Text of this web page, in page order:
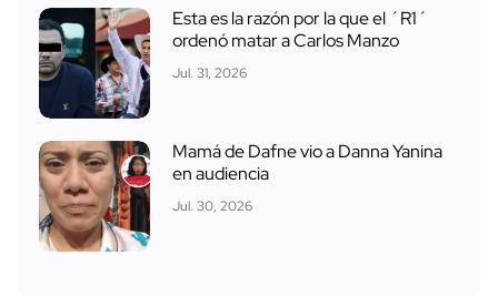
Esta es la razón por la que el ´R1´
ordenó matar a Carlos Manzo
Jul. 31, 2026
Mamá de Dafne vio a Danna Yanina
en audiencia
Jul. 30, 2026